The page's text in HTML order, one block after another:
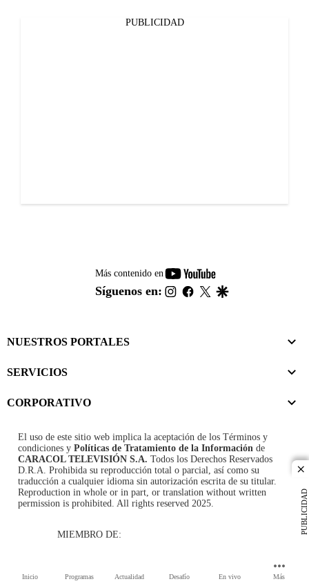
Inicio Programas Actualidad Desafío En vivo Más
PUBLICIDAD
PUBLICIDAD
Más contenido en
youtube-
footer
Síguenos en: instagram
facebook
twitter
NUESTROS PORTALES
SERVICIOS
CORPORATIVO
El uso de este sitio web implica la aceptación de los Términos y
condiciones y Políticas de Tratamiento de la Información de
CARACOL TELEVISIÓN S.A. Todos los Derechos Reservados
D.R.A. Prohibida su reproducción total o parcial, así como su
traducción a cualquier idioma sin autorización escrita de su titular.
Reproduction in whole or in part, or translation without written
permission is prohibited. All rights reserved 2025.
MIEMBRO DE: